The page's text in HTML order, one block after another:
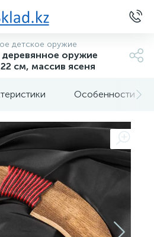
детское оружие
оружие
см, массив ясеня
Особенности